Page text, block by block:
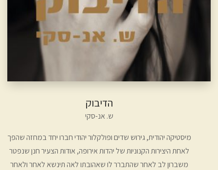
הדיבוק
ש. אנ-סקי
מיסטיקה יהודית, גירוש שדים ופולקלור יהודי חברו יחד במחזה שהפך
לאחת היצירות הקנוניות של יהדות אירופה, אודות הצעיר חנן שנפטר
משברון לב לאחר שהתברר לו שאהובתו לאה תינשא לאחר ולאחר